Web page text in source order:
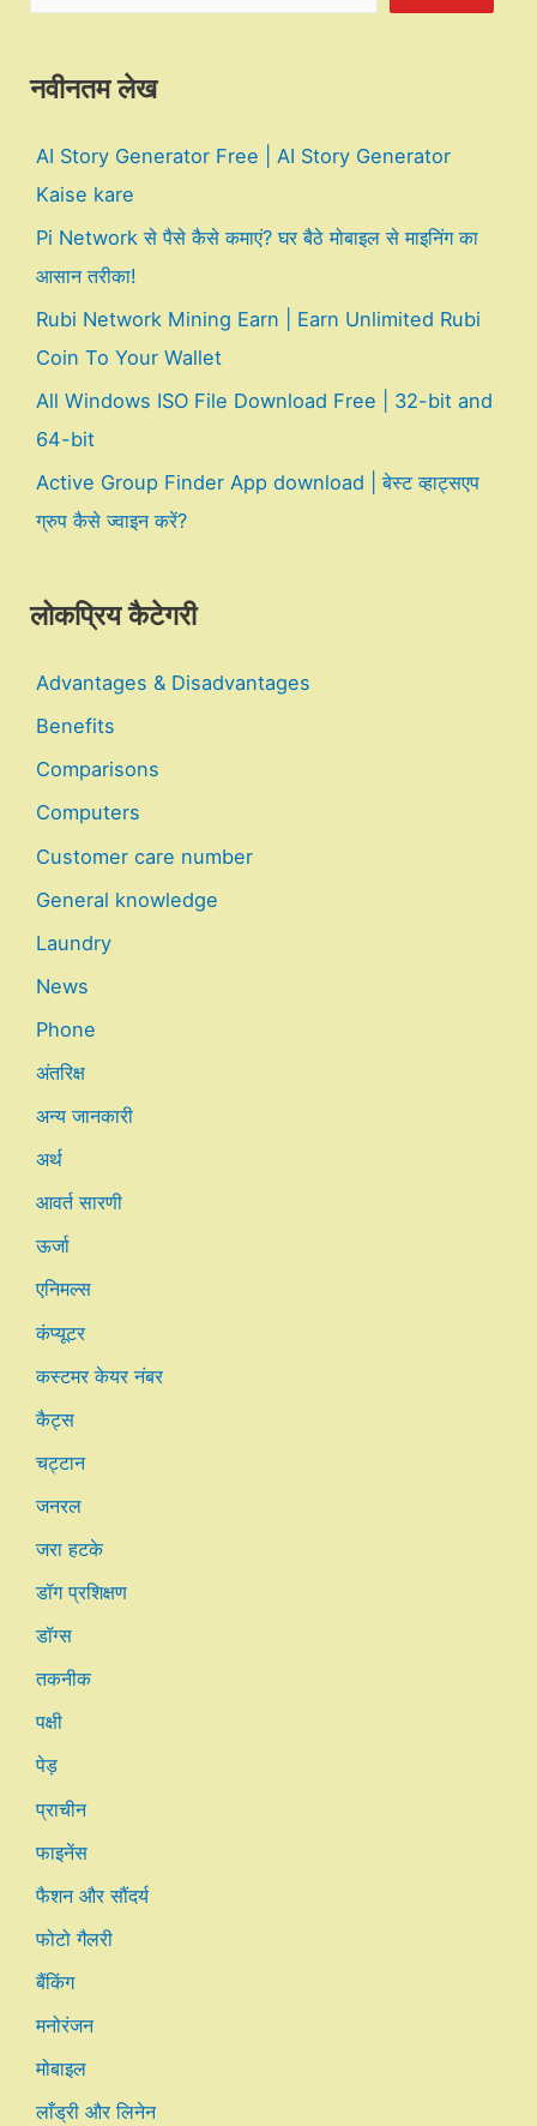
नवीनतम लेख
AI Story Generator Free | AI Story Generator
Kaise kare
Pi Network से पैसे कैसे कमाएं? घर बैठे मोबाइल से माइनिंग का
आसान तरीका!
Rubi Network Mining Earn | Earn Unlimited Rubi
Coin To Your Wallet
All Windows ISO File Download Free | 32-bit and
64-bit
Active Group Finder App download | बेस्ट व्हाट्सएप
ग्रुप कैसे ज्वाइन करें?
लोकप्रिय कैटेगरी
Advantages & Disadvantages
Benefits
Comparisons
Computers
Customer care number
General knowledge
Laundry
News
Phone
अंतरिक्ष
अन्य जानकारी
अर्थ
आवर्त सारणी
ऊर्जा
एनिमल्स
कंप्यूटर
कस्टमर केयर नंबर
कैट्स
चट्टान
जनरल
जरा हटके
डॉग प्रशिक्षण
डॉग्स
तकनीक
पक्षी
पेड़
प्राचीन
फाइनेंस
फैशन और सौंदर्य
फोटो गैलरी
बैंकिंग
मनोरंजन
मोबाइल
लाँड्री और लिनेन